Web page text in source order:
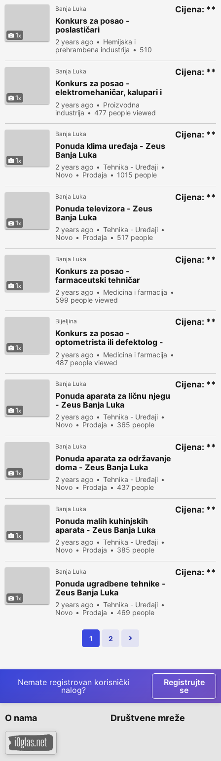
1
Banja Luka
Konkurs za posao -
poslastičari
2 years ago
Hemijska i
prehrambena industrija
510
Cijena: **
1
Banja Luka
Konkurs za posao -
elektromehaničar, kalupari i
vozač nosne dizalice
2 years ago
Proizvodna
industrija
477 people viewed
Cijena: **
1
Banja Luka
Ponuda klima uređaja - Zeus
Banja Luka
2 years ago
Tehnika - Uređaji
Novo
Prodaja
1015 people
Cijena: **
1
Banja Luka
Ponuda televizora - Zeus
Banja Luka
2 years ago
Tehnika - Uređaji
Novo
Prodaja
517 people
Cijena: **
1
Banja Luka
Konkurs za posao -
farmaceutski tehničar
2 years ago
Medicina i farmacija
599 people viewed
Cijena: **
1
Bijeljina
Konkurs za posao -
optometrista ili defektolog -
tiflolog
2 years ago
Medicina i farmacija
487 people viewed
Cijena: **
1
Banja Luka
Ponuda aparata za ličnu njegu
- Zeus Banja Luka
2 years ago
Tehnika - Uređaji
Novo
Prodaja
365 people
Cijena: **
1
Banja Luka
Ponuda aparata za održavanje
doma - Zeus Banja Luka
2 years ago
Tehnika - Uređaji
Novo
Prodaja
437 people
Cijena: **
1
Banja Luka
Ponuda malih kuhinjskih
aparata - Zeus Banja Luka
2 years ago
Tehnika - Uređaji
Novo
Prodaja
385 people
Cijena: **
1
Banja Luka
Ponuda ugradbene tehnike -
Zeus Banja Luka
2 years ago
Tehnika - Uređaji
Novo
Prodaja
469 people
Cijena: **
1 2
Nemate registrovan korisnički
nalog?
Registrujte
se
O nama Društvene mreže